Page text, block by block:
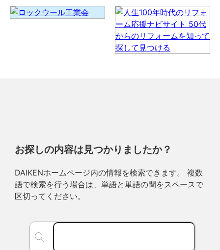
お探しの内容は見つかりましたか？
DAIKENホームページ内の情報を検索できます。 複数
語で検索を行う場合は、単語と単語の間をスペースで
区切ってください。